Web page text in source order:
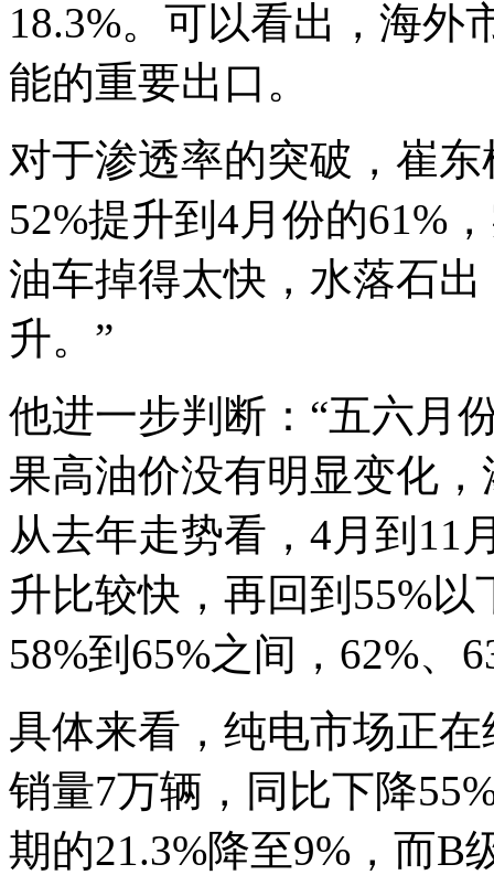
18.3%。可以看出，海外
能的重要出口。
对于渗透率的突破，崔
52%提升到4月份的61%
油车掉得太快，水落石
升。”
他进一步判断：“五六月
果高油价没有明显变化
从去年走势看，4月到11
升比较快，再回到55%
58%到65%之间，62%、
具体来看，纯电市场正
销量7万辆，同比下降
期的21.3%降至9%，而B